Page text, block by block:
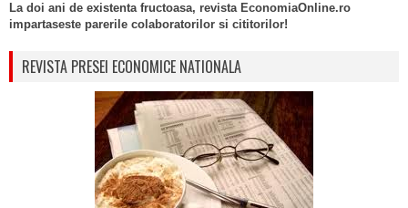
La doi ani de existenta fructoasa, revista EconomiaOnline.ro
impartaseste parerile colaboratorilor si cititorilor!
REVISTA PRESEI ECONOMICE NATIONALA